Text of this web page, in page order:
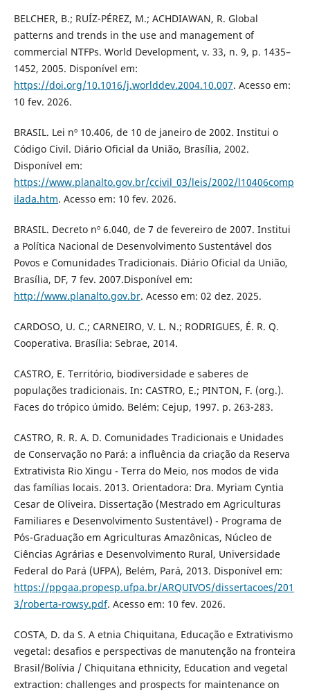
BELCHER, B.; RUÍZ-PÉREZ, M.; ACHDIAWAN, R. Global
patterns and trends in the use and management of
commercial NTFPs. World Development, v. 33, n. 9, p. 1435–
1452, 2005. Disponível em:
https://doi.org/10.1016/j.worlddev.2004.10.007. Acesso em:
10 fev. 2026.
BRASIL. Lei nº 10.406, de 10 de janeiro de 2002. Institui o
Código Civil. Diário Oficial da União, Brasília, 2002.
Disponível em:
https://www.planalto.gov.br/ccivil_03/leis/2002/l10406comp
ilada.htm. Acesso em: 10 fev. 2026.
BRASIL. Decreto nº 6.040, de 7 de fevereiro de 2007. Institui
a Política Nacional de Desenvolvimento Sustentável dos
Povos e Comunidades Tradicionais. Diário Oficial da União,
Brasília, DF, 7 fev. 2007.Disponível em:
http://www.planalto.gov.br. Acesso em: 02 dez. 2025.
CARDOSO, U. C.; CARNEIRO, V. L. N.; RODRIGUES, É. R. Q.
Cooperativa. Brasília: Sebrae, 2014.
CASTRO, E. Território, biodiversidade e saberes de
populações tradicionais. In: CASTRO, E.; PINTON, F. (org.).
Faces do trópico úmido. Belém: Cejup, 1997. p. 263-283.
CASTRO, R. R. A. D. Comunidades Tradicionais e Unidades
de Conservação no Pará: a influência da criação da Reserva
Extrativista Rio Xingu - Terra do Meio, nos modos de vida
das famílias locais. 2013. Orientadora: Dra. Myriam Cyntia
Cesar de Oliveira. Dissertação (Mestrado em Agriculturas
Familiares e Desenvolvimento Sustentável) - Programa de
Pós-Graduação em Agriculturas Amazônicas, Núcleo de
Ciências Agrárias e Desenvolvimento Rural, Universidade
Federal do Pará (UFPA), Belém, Pará, 2013. Disponível em:
https://ppgaa.propesp.ufpa.br/ARQUIVOS/dissertacoes/201
3/roberta-rowsy.pdf. Acesso em: 10 fev. 2026.
COSTA, D. da S. A etnia Chiquitana, Educação e Extrativismo
vegetal: desafios e perspectivas de manutenção na fronteira
Brasil/Bolívia / Chiquitana ethnicity, Education and vegetal
extraction: challenges and prospects for maintenance on